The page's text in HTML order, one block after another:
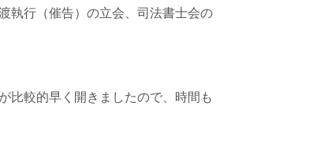
執行（催告）の立会、司法書士会の
比較的早く開きましたので、時間も